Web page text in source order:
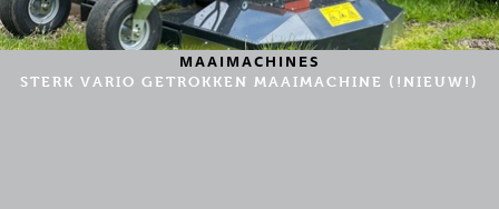
MAAIMACHINES
STERK VARIO GETROKKEN MAAIMACHINE (!NIEUW!)